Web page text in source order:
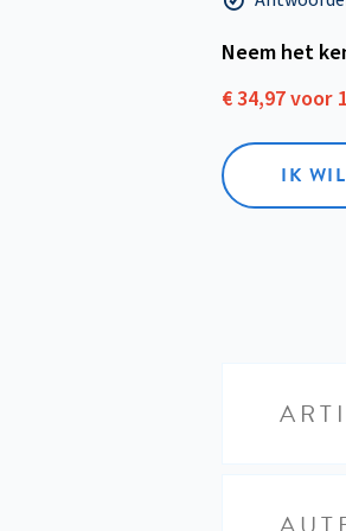
Neem het
€ 34,97 voor
IK